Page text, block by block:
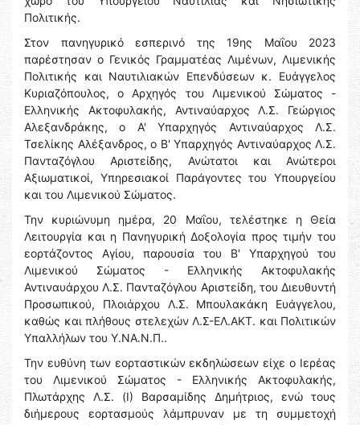
Πολιτικής.
Στον πανηγυρικό εσπερινό της 19ης Μαΐου 2023
παρέστησαν ο Γενικός Γραμματέας Λιμένων, Λιμενικής
Πολιτικής και Ναυτιλιακών Επενδύσεων κ. Ευάγγελος
Κυριαζόπουλος, ο Αρχηγός του Λιμενικού Σώματος -
Ελληνικής Ακτοφυλακής, Αντιναύαρχος Λ.Σ. Γεώργιος
Αλεξανδράκης, ο Α' Υπαρχηγός Αντιναύαρχος Λ.Σ.
Τσελίκης Αλέξανδρος, ο Β' Υπαρχηγός Αντιναύαρχος Λ.Σ.
Πανταζόγλου Αριστείδης, Ανώτατοι και Ανώτεροι
Αξιωματικοί, Υπηρεσιακοί Παράγοντες του Υπουργείου
και του Λιμενικού Σώματος.
Την κυριώνυμη ημέρα, 20 Μαΐου, τελέστηκε η Θεία
Λειτουργία και η Πανηγυρική Δοξολογία προς τιμήν του
εορτάζοντος Αγίου, παρουσία του Β' Υπαρχηγού του
Λιμενικού Σώματος - Ελληνικής Ακτοφυλακής
Αντιναυάρχου Λ.Σ. Πανταζόγλου Αριστείδη, του Διευθυντή
Προσωπικού, Πλοιάρχου Λ.Σ. Μπουλακάκη Ευάγγελου,
καθώς και πλήθους στελεχών Λ.Σ-ΕΛ.ΑΚΤ. και Πολιτικών
Υπαλλήλων του Υ.ΝΑ.Ν.Π..
Την ευθύνη των εορταστικών εκδηλώσεων είχε ο Ιερέας
του Λιμενικού Σώματος - Ελληνικής Ακτοφυλακής,
Πλωτάρχης Λ.Σ. (Ι) Βαρσαμίδης Δημήτριος, ενώ τους
διήμερους εορτασμούς λάμπρυναν με τη συμμετοχή